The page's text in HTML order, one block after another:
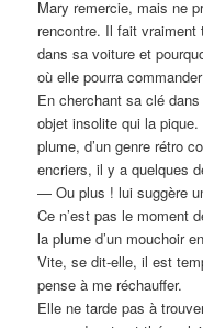
Mary remercie, mais ne
rencontre. Il fait vraiment
dans sa voiture et
où elle pourra
En cherchant sa clé
objet insolite qui la
plume, d’un genre rétro
encriers, il y a quelques
— Ou plus ! lui suggère
Ce n’est pas le moment
la plume d’un mouchoir
Vite, se dit-elle, il est
pense à me réchauffer.
Elle ne tarde pas à